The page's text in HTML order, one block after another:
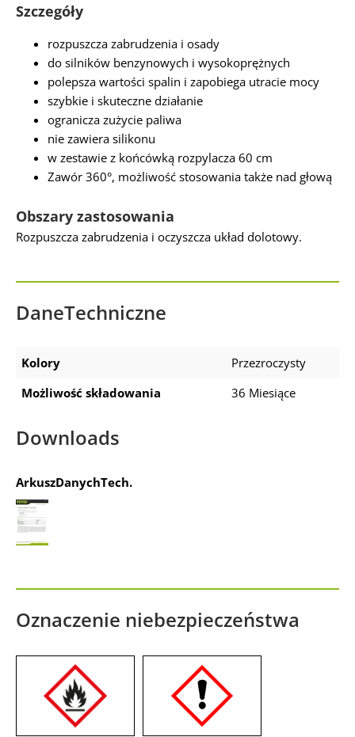
Szczegóły
rozpuszcza zabrudzenia i osady
do silników benzynowych i wysokoprężnych
polepsza wartości spalin i zapobiega utracie mocy
szybkie i skuteczne działanie
ogranicza zużycie paliwa
nie zawiera silikonu
w zestawie z końcówką rozpylacza 60 cm
Zawór 360°, możliwość stosowania także nad głową
Obszary zastosowania
Rozpuszcza zabrudzenia i oczyszcza układ dolotowy.
DaneTechniczne
Kolory
Przezroczysty
Możliwość składowania
36 Miesiące
Downloads
ArkuszDanychTech.
Oznaczenie niebezpieczeństwa